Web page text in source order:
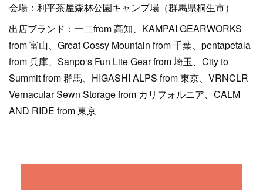
会場：利平茶屋森林公園キャンプ場（群馬県桐生市）
出店ブランド：一二from 高知、KAMPAI GEARWORKS
from 富山、Great Cossy Mountain from 千葉、pentapetala
from 兵庫、Sanpo‘s Fun Lite Gear from 埼玉、City to
Summit from 群馬、HIGASHI ALPS from 東京、VRNCLR
Vernacular Sewn Storage from カリフォルニア、CALM
AND RIDE from 東京